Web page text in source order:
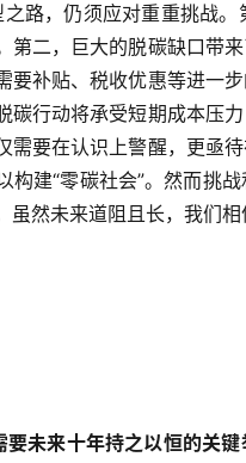
路，仍须应对重重挑战
第二，巨大的脱碳缺口带
要补贴、税收优惠等进一
碳行动将承受短期成本压
需要在认识上警醒，更亟
构建“零碳社会”。然而挑
虽然未来道阻且长，我们
要未来十年持之以恒的关